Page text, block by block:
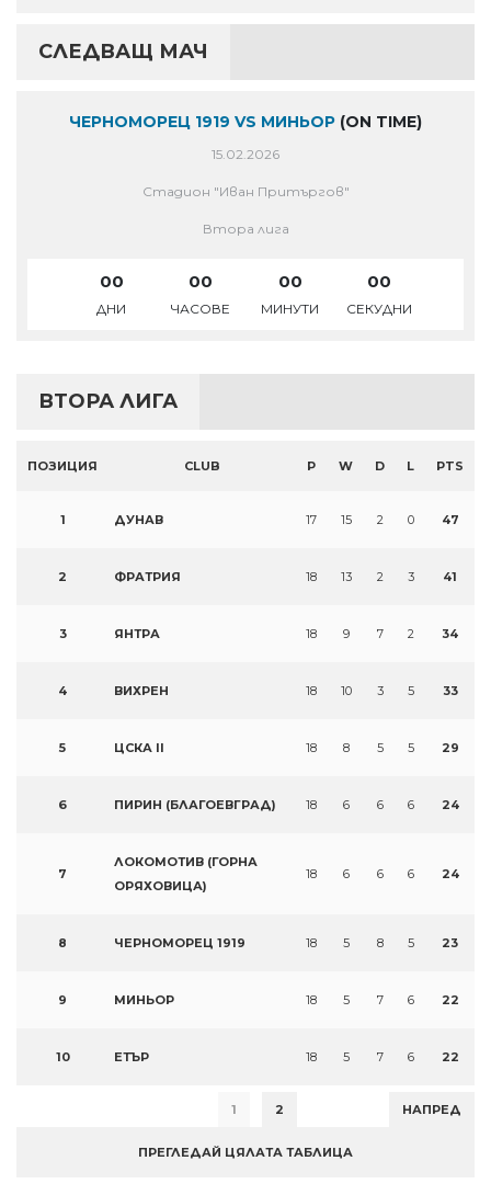
СЛЕДВАЩ МАЧ
ЧЕРНОМОРЕЦ 1919 VS МИНЬОР (ON TIME)
15.02.2026
Стадион "Иван Притъргов"
Втора лига
00
ДНИ
00
ЧАСОВЕ
00
МИНУТИ
00
СЕКУДНИ
ВТОРА ЛИГА
ПОЗИЦИЯ CLUB P W D L PTS
1 ДУНАВ 17 15 2 0 47
2 ФРАТРИЯ 18 13 2 3 41
3 ЯНТРА 18 9 7 2 34
4 ВИХРЕН 18 10 3 5 33
5 ЦСКА II 18 8 5 5 29
6 ПИРИН (БЛАГОЕВГРАД) 18 6 6 6 24
7
ЛОКОМОТИВ (ГОРНА
ОРЯХОВИЦА)
18 6 6 6 24
8 ЧЕРНОМОРЕЦ 1919 18 5 8 5 23
9 МИНЬОР 18 5 7 6 22
10 ЕТЪР 18 5 7 6 22
1 2 НАПРЕД
ПРЕГЛЕДАЙ ЦЯЛАТА ТАБЛИЦА